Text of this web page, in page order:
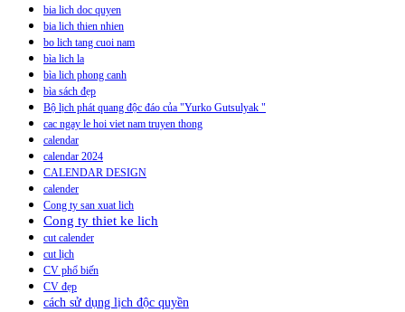
bia lich doc quyen
bia lich thien nhien
bo lich tang cuoi nam
bìa lich la
bìa lich phong canh
bìa sách đẹp
Bộ lịch phát quang độc đáo của "Yurko Gutsulyak "
cac ngay le hoi viet nam truyen thong
calendar
calendar 2024
CALENDAR DESIGN
calender
Cong ty san xuat lich
Cong ty thiet ke lich
cut calender
cut lịch
CV phổ biến
CV đẹp
cách sử dụng lịch độc quyền